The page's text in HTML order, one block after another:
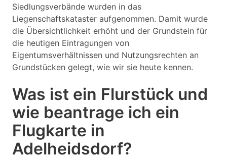
Siedlungsverbände wurden in das
Liegenschaftskataster aufgenommen. Damit wurde
die Übersichtlichkeit erhöht und der Grundstein für
die heutigen Eintragungen von
Eigentumsverhältnissen und Nutzungsrechten an
Grundstücken gelegt, wie wir sie heute kennen.
Was ist ein Flurstück und
wie beantrage ich ein
Flugkarte in
Adelheidsdorf?